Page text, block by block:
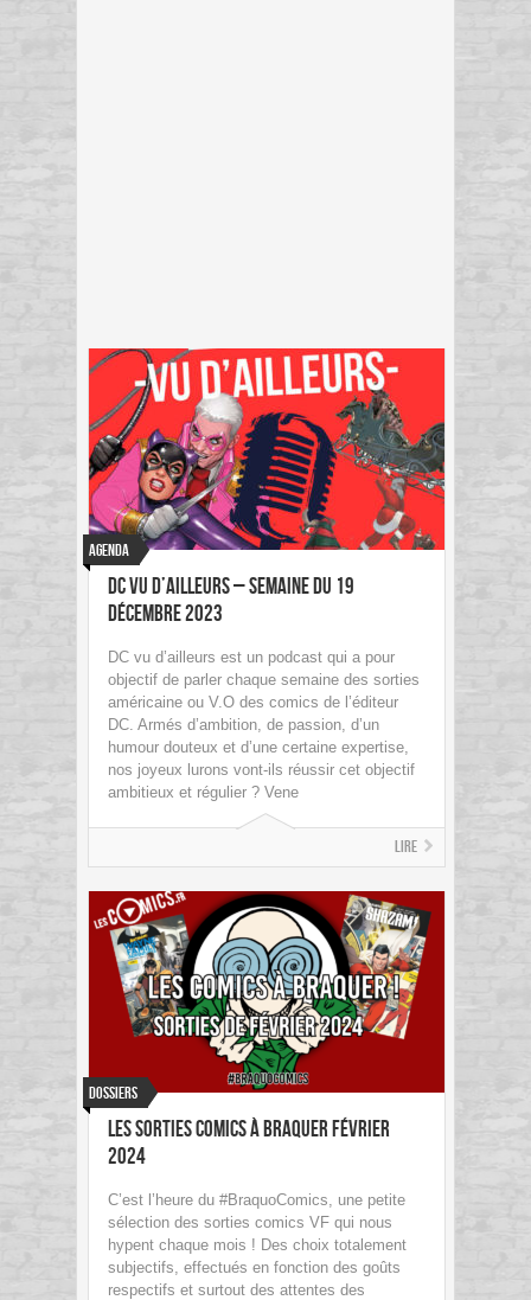
Agenda
DC vu d’ailleurs – Semaine du 19
Décembre 2023
DC vu d’ailleurs est un podcast qui a pour
objectif de parler chaque semaine des sorties
américaine ou V.O des comics de l’éditeur
DC. Armés d’ambition, de passion, d’un
humour douteux et d’une certaine expertise,
nos joyeux lurons vont-ils réussir cet objectif
ambitieux et régulier ? Vene
Lire
Dossiers
Les sorties Comics à braquer Février
2024
C’est l’heure du #BraquoComics, une petite
sélection des sorties comics VF qui nous
hypent chaque mois ! Des choix totalement
subjectifs, effectués en fonction des goûts
respectifs et surtout des attentes des